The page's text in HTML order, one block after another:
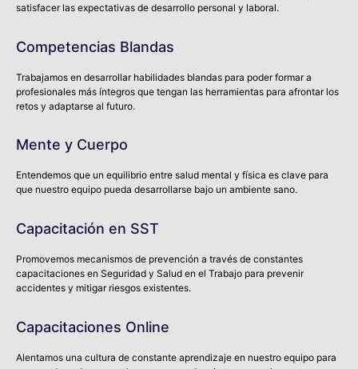
satisfacer las expectativas de desarrollo personal y laboral.
Competencias Blandas
Trabajamos en desarrollar habilidades blandas para poder formar a
profesionales más íntegros que tengan las herramientas para afrontar los
retos y adaptarse al futuro.
Mente y Cuerpo
Entendemos que un equilibrio entre salud mental y física es clave para
que nuestro equipo pueda desarrollarse bajo un ambiente sano.
Capacitación en SST
Promovemos mecanismos de prevención a través de constantes
capacitaciones en Seguridad y Salud en el Trabajo para prevenir
accidentes y mitigar riesgos existentes.
Capacitaciones Online
Alentamos una cultura de constante aprendizaje en nuestro equipo para